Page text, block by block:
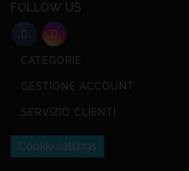
FOLLOW US
CATEGORIE
GESTIONE ACCOUNT
SERVIZIO CLIENTI
Cookie settings